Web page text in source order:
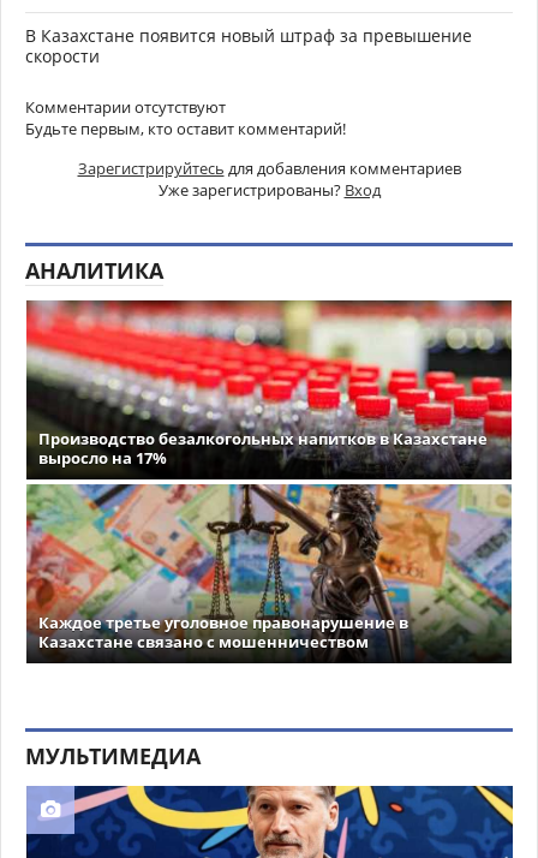
В Казахстане появится новый штраф за превышение
скорости
Комментарии отсутствуют
Будьте первым, кто оставит комментарий!
Зарегистрируйтесь для добавления комментариев
Уже зарегистрированы? Вход
АНАЛИТИКА
Производство безалкогольных напитков в Казахстане
выросло на 17%
Каждое третье уголовное правонарушение в
Казахстане связано с мошенничеством
МУЛЬТИМЕДИА